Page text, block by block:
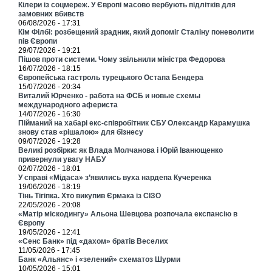
Кілери із соцмереж. У Європі масово вербують підлітків для
замовних вбивств
06/08/2026 - 17:31
Кім Філбі: розбещений зрадник, який допоміг Сталіну поневолити
пів Європи
29/07/2026 - 19:21
Пішов проти системи. Чому звільнили міністра Федорова
16/07/2026 - 18:15
Європейська гастроль турецького Остапа Бендера
15/07/2026 - 20:34
Виталий Юрченко - работа на ФСБ и новые схемы
международного афериста
14/07/2026 - 16:30
Пійманий на хабарі екс-співробітник СБУ Олександр Карамушка
знову став «рішалою» для бізнесу
09/07/2026 - 19:28
Великі розбірки: як Влада Молчанова і Юрій Іванющенко
привернули увагу НАБУ
02/07/2026 - 18:01
У справі «Мідаса» з’явились вуха нардепа Кучеренка
19/06/2026 - 18:19
Тінь Тігіпка. Хто викупив Єрмака із СІЗО
22/05/2026 - 20:08
«Матір міскодингу» Альона Шевцова розпочала експансію в
Європу
19/05/2026 - 12:41
«Сенс Банк» під «дахом» братів Веселих
11/05/2026 - 17:45
Банк «Альянс» і «зелений» схематоз Шурми
10/05/2026 - 15:01